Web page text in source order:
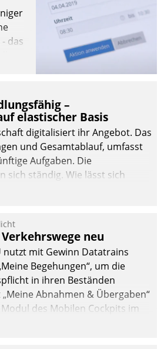
das
–
elastischer Basis
digitalisiert ihr Angebot. Das
und Gesamtablauf, umfasst
Aufgaben. Die
sich ständig. Wie lässt sich
wahren und zugleich Freiraum
neu
nutzt mit Gewinn Datatrains
Begehungen“, um die
in ihren Beständen
Abnahmen & Übergaben“
des Mobilen Cockpits im